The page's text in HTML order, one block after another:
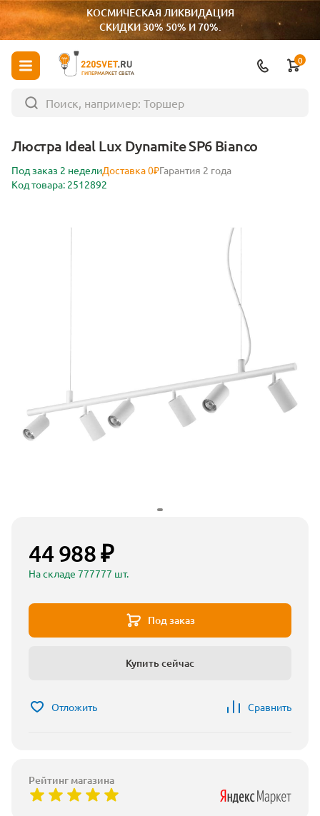
КОСМИЧЕСКАЯ ЛИКВИДАЦИЯ
СКИДКИ 30% 50% И 70%.
ГИПЕРМАРКЕТ СВЕТА
0
Люстра Ideal Lux Dynamite SP6 Bianco
Под заказ 2 неделиДоставка 0₽Гарантия 2 года
Код товара: 2512892
44 988 ₽
На складе 777777 шт.
Под заказ
Купить сейчас
Отложить Сравнить
Рейтинг магазина